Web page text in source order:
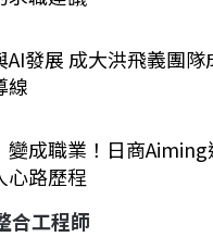
AI發展 成大洪飛義團
線
變成職業！日商
心路歷程
合工程師